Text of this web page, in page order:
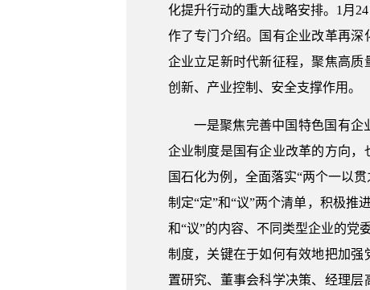
化提升行动的重大战略安排。1月
作了专门介绍。国有企业改革再
企业立足新时代新征程，聚焦高
创新、产业控制、安全支撑作用。
一是聚焦完善中国特色国有企
企业制度是国有企业改革的方向
国石化为例，全面落实“两个一以
制定“定”和“议”两个清单，积极推
和“议”的内容、不同类型企业的党
制度，关键在于如何有效地把加
置研究、董事会科学决策、经理